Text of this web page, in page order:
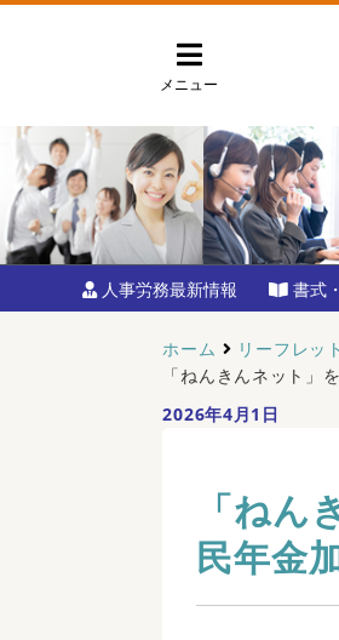
メニュー
人事労務最新情報 書式
ホーム リーフレット
「ねんきんネット」
2026年4月1日
「ねん
民年金